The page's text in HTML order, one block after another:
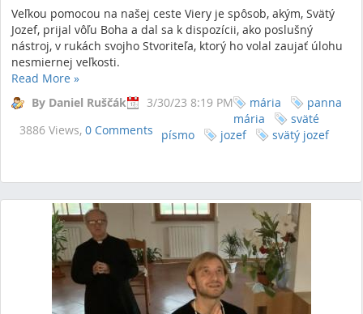
Veľkou pomocou na našej ceste Viery je spôsob, akým, Svätý
Jozef, prijal vôľu Boha a dal sa k dispozícii, ako poslušný
nástroj, v rukách svojho Stvoriteľa, ktorý ho volal zaujať úlohu
nesmiernej veľkosti.
Read More »
By Daniel Ruščák
3/30/23 8:19 PM
3886 Views, 0 Comments
mária
panna
mária
sväté
písmo
jozef svätý jozef